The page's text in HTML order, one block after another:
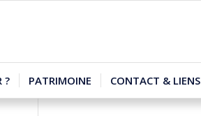
? PATRIMOINE CONTACT & LIENS